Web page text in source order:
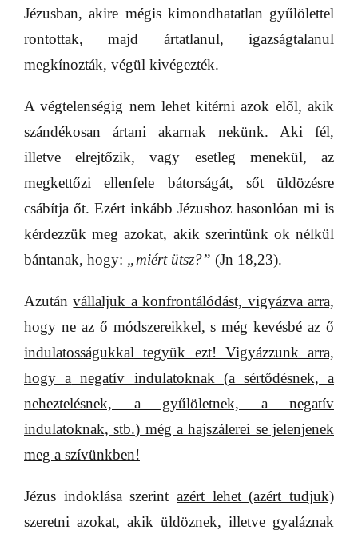
Jézusban, akire mégis kimondhatatlan gyűlölettel
rontottak, majd ártatlanul, igazságtalanul
megkínozták, végül kivégezték.
A végtelenségig nem lehet kitérni azok elől, akik
szándékosan ártani akarnak nekünk. Aki fél,
illetve elrejtőzik, vagy esetleg menekül, az
megkettőzi ellenfele bátorságát, sőt üldözésre
csábítja őt. Ezért inkább Jézushoz hasonlóan mi is
kérdezzük meg azokat, akik szerintünk ok nélkül
bántanak, hogy: „miért ütsz?” (Jn 18,23).
Azutánvállaljuk a konfrontálódást, vigyázva arra,
hogy ne az ő módszereikkel, s még kevésbé az ő
indulatosságukkal tegyük ezt! Vigyázzunk arra,
hogy a negatív indulatoknak (a sértődésnek, a
neheztelésnek, a gyűlöletnek, a negatív
indulatoknak, stb.) még a hajszálerei se jelenjenek
meg a szívünkben!
Jézus indoklása szerint azért lehet (azért tudjuk)
szeretni azokat, akik üldöznek, illetve gyaláznak